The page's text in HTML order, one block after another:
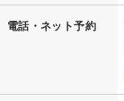
電話・ネット予約